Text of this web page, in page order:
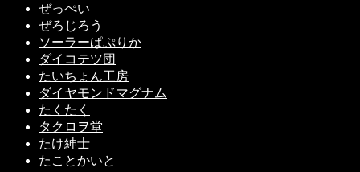
ぜっぺい
ぜろじろう
ソーラーぱぷりか
ダイコテツ団
たいちょん工房
ダイヤモンドマグナム
たくたく
タクロヲ堂
たけ紳士
たことかいと